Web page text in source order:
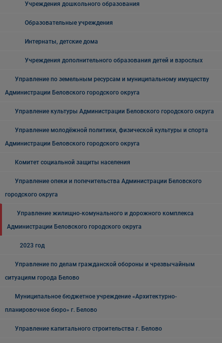
Учреждения дошкольного образования
Образовательные учреждения
Интернаты, детские дома
Учреждения дополнительного образования детей и взрослых
Управление по земельным ресурсам и муниципальному имуществу
Администрации Беловского городского округа
Управление культуры Администрации Беловского городского округа
Управление молодёжной политики, физической культуры и спорта
Администрации Беловского городского округа
Комитет социальной защиты населения
Управление опеки и попечительства Администрации Беловского
городского округа
Управление жилищно-комунального и дорожного комплекса
Администрации Беловского городского округа
2023 год
Управление по делам гражданской обороны и чрезвычайным
ситуациям города Белово
Муниципальное бюджетное учреждение «Архитектурно-
планировочное бюро» г. Белово
Управление капитального строительства г. Белово